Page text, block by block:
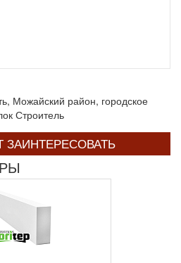
Можайский район, городское
Строитель